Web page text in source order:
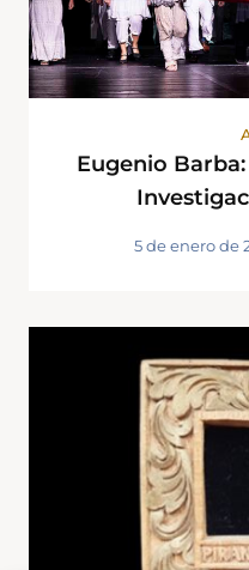
Eugenio
5 de enero de